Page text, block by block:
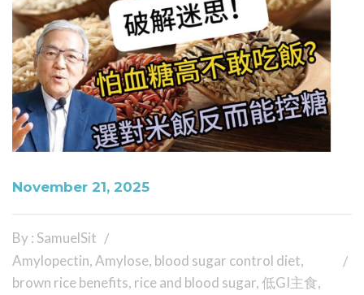
November 21, 2025
By : SamuelSit
Amylopectin,Amylose, blood sugar control diet,
brown rice benefits, rice and blood sugar,低GI主食,